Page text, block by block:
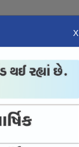
X